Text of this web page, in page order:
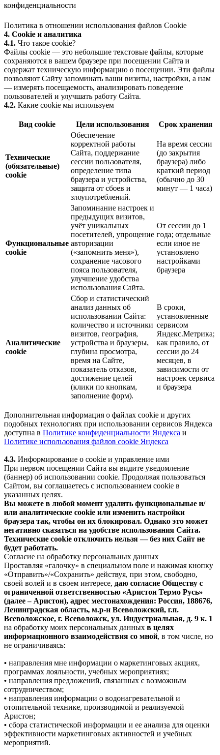
конфиденциальности
Политика в отношении использования файлов Cookie
4. Cookie и аналитика
4.1. Что такое cookie?
Файлы cookie — это небольшие текстовые файлы, которые
сохраняются в вашем браузере при посещении Сайта и
содержат техническую информацию о посещении. Эти файлы
позволяют Сайту запоминать ваши визиты, настройки, а нам
— измерять посещаемость, анализировать поведение
пользователей и улучшать работу Сайта.
4.2. Какие cookie мы используем
Вид cookie Цели использования Срок хранения
Технические
(обязательные)
cookie
Обеспечение
корректной работы
Сайта, поддержание
сессии пользователя,
определение типа
браузера и устройства,
защита от сбоев и
злоупотреблений.
На время сессии
(до закрытия
браузера) либо
краткий период
(обычно до 30
минут — 1 часа)
Функциональные
cookie
Запоминание настроек и
предыдущих визитов,
учёт уникальных
посетителей, упрощение
авторизации
(«запомнить меня»),
сохранение часового
пояса пользователя,
улучшение удобства
использования Сайта.
От сессии до 1
года; отдельные
если иное не
установлено
настройками
браузера
Аналитические
cookie
Сбор и статистический
анализ данных об
использовании Сайта:
количество и источники
визитов, география,
устройства и браузеры,
глубина просмотра,
время на Сайте,
показатель отказов,
достижение целей
(клики по кнопкам,
заполнение форм).
В сроки,
установленные
сервисом
Яндекс.Метрика;
как правило, от
сессии до 24
месяцев, в
зависимости от
настроек сервиса
и браузера
Дополнительная информация о файлах cookie и других
подобных технологиях при использовании сервисов Яндекса
доступна в Политике конфиденциальности Яндекса и
Политике использования файлов cookie Яндекса
4.3. Информирование о cookie и управление ими
При первом посещении Сайта вы видите уведомление
(баннер) об использовании cookie. Продолжая пользоваться
Сайтом, вы соглашаетесь с использованием cookie в
указанных целях.
Вы можете в любой момент удалить функциональные и/
или аналитические cookie или изменить настройки
браузера так, чтобы он их блокировал. Однако это может
негативно сказаться на удобстве использования Сайта.
Технические cookie отключить нельзя — без них Сайт не
будет работать.
Согласие на обработку персональных данных
Проставляя «галочку» в специальном поле и нажимая кнопку
«Отправить»/«Сохранить» действуя, при этом, свободно,
своей волей и в своем интересе, даю согласие Обществу с
ограниченной ответственностью «Аристон Термо Русь»
(далее – Аристон), адрес местонахождения: Россия, 188676,
Ленинградская область, м.р-н Всеволожский, г.п.
Всеволожское, г. Всеволожск, ул. Индустриальная, д. 9 к. 1
на обработку моих персональных данных в целях
информационного взаимодействия со мной, в том числе, но
не ограничиваясь:
• направления мне информации о маркетинговых акциях,
программах лояльности, учебных мероприятиях;
• направления предложений, связанных с возможным
сотрудничеством;
• направления информации о водонагревательной и
отопительной технике, производимой и реализуемой
Аристон;
• сбора статистической информации и ее анализа для оценки
эффективности маркетинговых активностей и учебных
мероприятий.